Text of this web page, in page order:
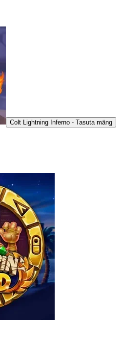
Colt Lightning Inferno - Tasuta mäng